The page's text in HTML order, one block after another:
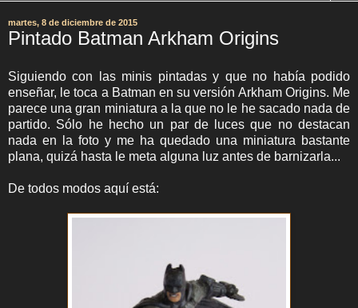
martes, 8 de diciembre de 2015
Pintado Batman Arkham Origins
Siguiendo con las minis pintadas y que no había podido
enseñar, le toca a Batman en su versión Arkham Origins. Me
parece una gran miniatura a la que no le he sacado nada de
partido. Sólo he hecho un par de luces que no destacan
nada en la foto y me ha quedado una miniatura bastante
plana, quizá hasta le meta alguna luz antes de barnizarla...
De todos modos aquí está: